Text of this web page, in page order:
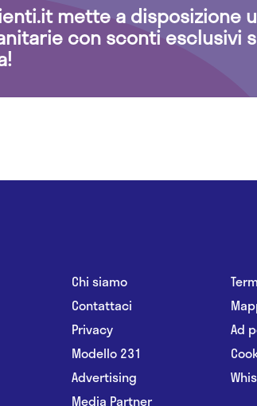
mette a disposizione
con sconti esclusivi
Chi siamo
Contattaci
Privacy
Modello 231
Advertising
Media Partner
Ad